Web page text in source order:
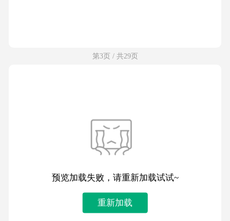
第3页 / 共29页
预览加载失败，请重新加载试试~
重新加载